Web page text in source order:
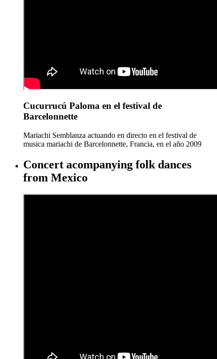
Cucurrucú Paloma en el festival de
Barcelonnette
Mariachi Semblanza actuando en directo en el festival de
musica mariachi de Barcelonnette, Francia, en el año 2009
Concert acompanying folk dances
from Mexico